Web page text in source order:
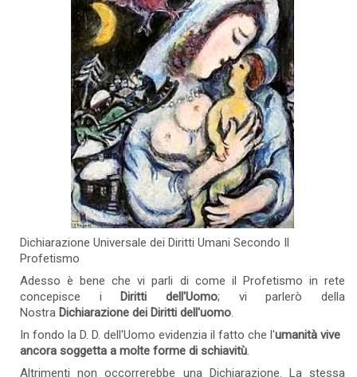
Dichiarazione Universale dei Diritti Umani Secondo Il
Profetismo
Adesso è bene che vi parli di come il Profetismo in rete
concepisce i Diritti dell'Uomo; vi parlerò della
Nostra Dichiarazione dei Diritti dell'uomo.
In fondo la D. D. dell'Uomo evidenzia il fatto che l'umanità vive
ancora soggetta a molte forme di schiavitù.
Altrimenti non occorrerebbe una Dichiarazione. La stessa